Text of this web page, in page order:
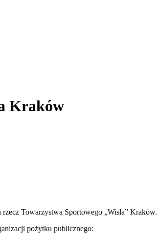
Kraków
Towarzystwa Sportowego „Wisła” Kraków.
pożytku publicznego: